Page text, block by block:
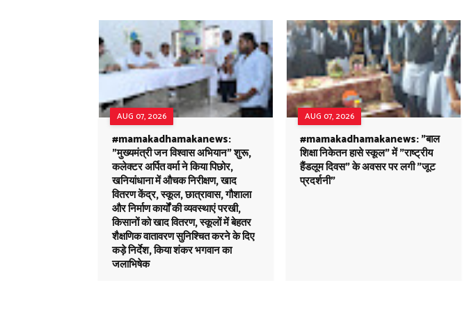
AUG 07, 2026
#mamakadhamakanews:
"मुख्यमंत्री जन विश्वास अभियान" शुरू,
कलेक्टर अर्पित वर्मा ने किया पिछोर,
खनियांधाना में औचक निरीक्षण, खाद
वितरण केंद्र, स्कूल, छात्रावास, गौशाला
और निर्माण कार्यों की व्यवस्थाएं परखी,
किसानों को खाद वितरण, स्कूलों में बेहतर
शैक्षणिक वातावरण सुनिश्चित करने के दिए
कड़े निर्देश, किया शंकर भगवान का
जलाभिषेक
AUG 07, 2026
#mamakadhamakanews: "बाल
शिक्षा निकेतन हासे स्कूल" में "राष्ट्रीय
हैंडलूम दिवस" के अवसर पर लगी "जूट
प्रदर्शनी"